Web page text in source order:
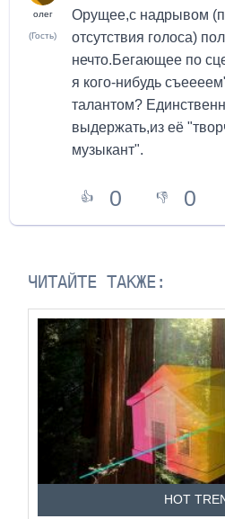
олег
(Гость)
Орущее,с надрывом
отсутствия голоса)
нечто.Бегающее по
я кого-нибудь
талантом?
выдержать,из её
музыкант".
👍 0 👎 0
ЧИТАЙТЕ ТАКЖЕ:
HOT